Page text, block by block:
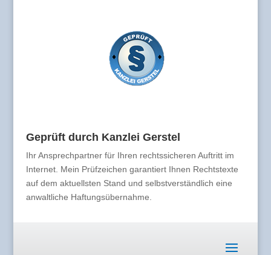
Geprüft durch Kanzlei Gerstel
Ihr Ansprechpartner für Ihren rechtssicheren Auftritt im
Internet. Mein Prüfzeichen garantiert Ihnen Rechtstexte
auf dem aktuellsten Stand und selbstverständlich eine
anwaltliche Haftungsübernahme.